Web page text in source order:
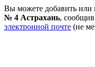
Вы можете добавить
№ 4 Астрахань,
электронной почте (не